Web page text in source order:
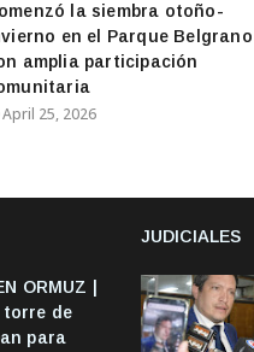
la siembra otoño-
en el Parque Belgrano
amplia participación
April 25, 2026
ORMUZ |
torre de
para
JUDICIALES